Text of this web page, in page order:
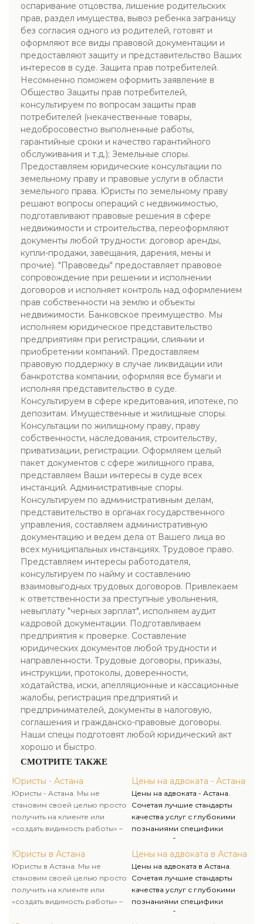
оспаривание отцовства, лишение родительских
прав, раздел имущества, вывоз ребенка заграницу
без согласия одного из родителей, готовят и
оформляют все виды правовой документации и
предоставляют защиту и представительство Ваших
интересов в суде. Защита прав потребителей.
Несомненно поможем оформить заявление в
Общество Защиты прав потребителей,
консультируем по вопросам защиты прав
потребителей (некачественные товары,
недобросовестно выполненные работы,
гарантийные сроки и качество гарантийного
обслуживания и т.д.); Земельные споры.
Предоставляем юридические консультации по
земельному праву и правовые услуги в области
земельного права. Юристы по земельному праву
решают вопросы операций с недвижимостью,
подготавливают правовые решения в сфере
недвижимости и строительства, переоформляют
документы любой трудности: договор аренды,
купли-продажи, завещания, дарения, мены и
прочие). "Правоведы" предоставляет правовое
сопровождение при решении и исполнении
договоров и исполняет контроль над оформлением
прав собственности на землю и объекты
недвижимости. Банковское преимущество. Мы
исполняем юридическое представительство
предприятиям при регистрации, слиянии и
приобретении компаний. Предоставляем
правовую поддержку в случае ликвидации или
банкротства компании, оформляя все бумаги и
исполняя представительство в суде.
Консультируем в сфере кредитования, ипотеке, по
депозитам. Имущественные и жилищные споры.
Консультации по жилищному праву, праву
собственности, наследования, строительству,
приватизации, регистрации. Оформляем целый
пакет документов с сфере жилищного права,
представляем Ваши интересы в суде всех
инстанций. Административные споры.
Консультируем по административным делам,
представительство в органах государственного
управления, составляем административную
документацию и ведем дела от Вашего лица во
всех муниципальных инстанциях. Трудовое право.
Представляем интересы работодателя,
консультируем по найму и составлению
взаимовыгодных трудовых договоров. Привлекаем
к ответственности за преступные увольнения,
невыплату "черных зарплат", исполняем аудит
кадровой документации. Подготавливаем
предприятия к проверке. Составление
юридических документов любой трудности и
направленности. Трудовые договоры, приказы,
инструкции, протоколы, доверенности,
ходатайства, иски, апелляционные и кассационные
жалобы, регистрация предприятий и
предпринимателей, документы в налоговую,
соглашения и гражданско-правовые договоры.
Наши спецы подготовят любой юридический акт
хорошо и быстро.
СМОТРИТЕ ТАКЖЕ
Юристы - Астана
Юристы - Астана. Мы не
становим своей целью просто
получить на клиенте или
«создать видимость работы» –
суть трудности, отыскать самые
эффективные пути ее
решения, а еще
проинформировать клиента в
полном объеме о возможных
Юристы в Астана
Юристы в Астана. Мы не
становим своей целью просто
получить на клиенте или
«создать видимость работы» –
Цены на адвоката - Астана
Цены на адвоката - Астана.
Сочетая лучшие стандарты
качества услуг с глубокими
познаниями специфики
украинской экономики, а еще
гибкий подход и точное
понимание потребностей
клиента мы защищаем их права
и интересы, чем гарантируем
их деловой успех.
Цены на адвоката в Астана
Цены на адвоката в Астана.
Сочетая лучшие стандарты
качества услуг с глубокими
познаниями специфики
украинской экономики, а еще